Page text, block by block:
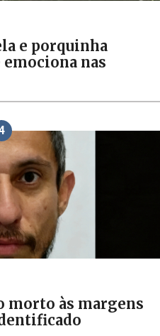
e porquinha
nas
morto às margens